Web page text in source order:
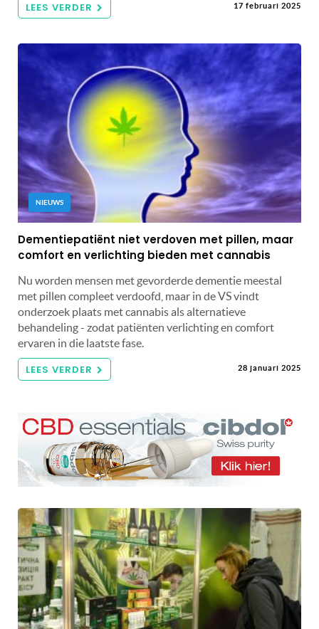
LEES VERDER 17 februari 2025
NIEUWS
Dementiepatiënt niet verdoven met pillen, maar
comfort en verlichting bieden met cannabis
Nu worden mensen met gevorderde dementie meestal
met pillen compleet verdoofd, maar in de VS vindt
onderzoek plaats met cannabis als alternatieve
behandeling - zodat patiënten verlichting en comfort
ervaren in die laatste fase.
LEES VERDER 28 januari 2025